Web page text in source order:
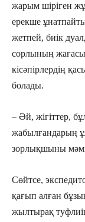
жарым шіріген
ерекше
жетпей, биік
сорлының
кісәпірлердің
болады.
– Әй, жігіттер,
жабылғандарың
зорлықшыны
Сөйтсе,
қағып алған
жыл­тырақ